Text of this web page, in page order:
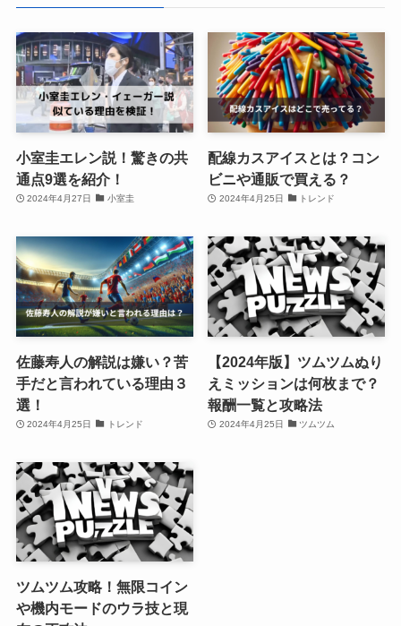
こんにちは、puzzzです。
このブログでは、日々の気になるニュースやトレンドネ
タを取り扱っています。
新着記事
小室圭エレン説！驚きの共
通点9選を紹介！
2024年4月27日
配線カスアイスとは？コン
ビニや通販で買える？
2024年4月25日 トレンド
手だと言われている理由３
選！